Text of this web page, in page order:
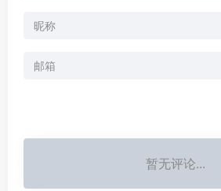
暂无评论...